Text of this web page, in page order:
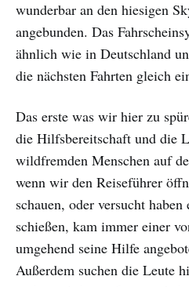
wunderbar an den hiesigen
angebunden. Das
ähnlich wie in Deutschland
die nächsten Fahrten gleich
Das erste was wir hier zu
die Hilfsbereitschaft und die
wildfremden Menschen auf
wenn wir den Reiseführer
schauen, oder versucht
schießen, kam immer einer
umgehend seine Hilfe
Außerdem suchen die Leute